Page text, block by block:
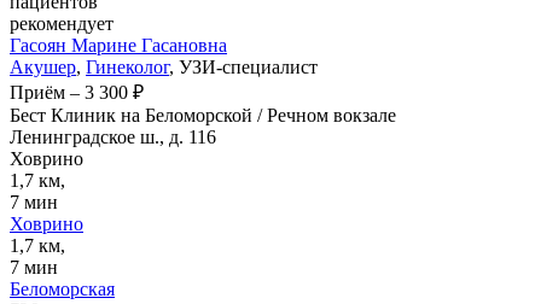
рекомендует
Гасоян Марине Гасановна
Акушер, Гинеколог, УЗИ-специалист
Приём – 3 300 ₽
Бест Клиник на Беломорской / Речном вокзале
Ленинградское ш., д. 116
Ховрино
1,7 км,
7 мин
Ховрино
1,7 км,
7 мин
Беломорская